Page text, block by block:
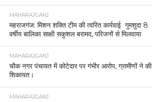
MAHARAJGANJ
महराजगंज: मिशन शक्ति टीम की त्वरित कार्रवाई गुमशुदा 8
वर्षीय बालिका साक्षी सकुशल बरामद, परिजनों से मिलवाया
MAHARAJGANJ
चौक नगर पंचायत में कोटेदार पर गंभीर आरोप, ग्रामीणों ने की
शिकायत।
MAHARAJGANJ